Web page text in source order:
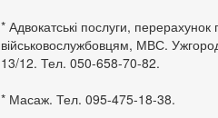
* Адвокатські послуги, перерахунок
військовослужбовцям, МВС.
13/12. Тел. 050-658-70-82.
* Масаж. Тел. 095-475-18-38.